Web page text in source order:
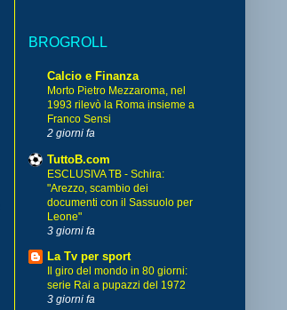
BROGROLL
Calcio e Finanza
Morto Pietro Mezzaroma, nel
1993 rilevò la Roma insieme a
Franco Sensi
2 giorni fa
TuttoB.com
ESCLUSIVA TB - Schira:
"Arezzo, scambio dei
documenti con il Sassuolo per
Leone"
3 giorni fa
La Tv per sport
Il giro del mondo in 80 giorni:
serie Rai a pupazzi del 1972
3 giorni fa